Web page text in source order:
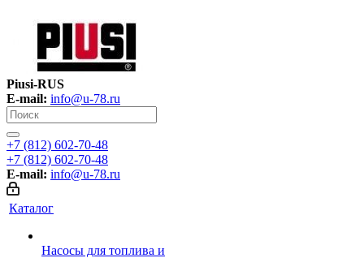
Piusi-RUS
E-mail: info@u-78.ru
+7 (812) 602-70-48
+7 (812) 602-70-48
E-mail: info@u-78.ru
Каталог
Насосы для топлива и